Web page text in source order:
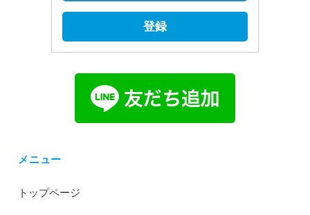
登録
メニュー
トップページ